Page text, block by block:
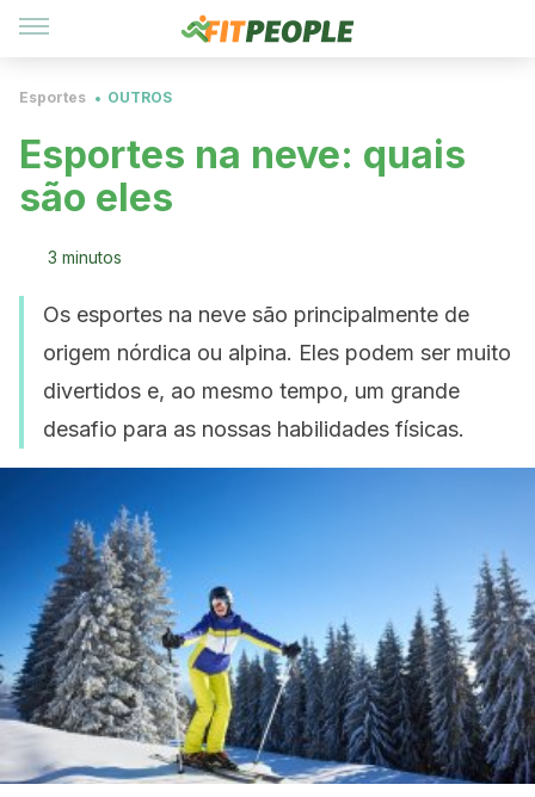
Esportes OUTROS
Esportes na neve: quais
são eles
3 minutos
Os esportes na neve são principalmente de
origem nórdica ou alpina. Eles podem ser muito
divertidos e, ao mesmo tempo, um grande
desafio para as nossas habilidades físicas.